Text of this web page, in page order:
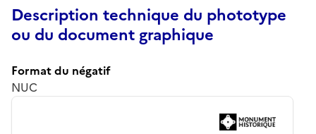
Description technique du phototype
ou du document graphique
Format du négatif
NUC